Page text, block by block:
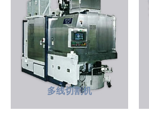
多线切割机